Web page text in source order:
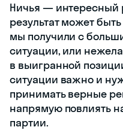
Ничья — интересный
результат может
мы получили с
ситуации, или
в выигранной
ситуации важно и
принимать верные
напрямую повлиять
партии.